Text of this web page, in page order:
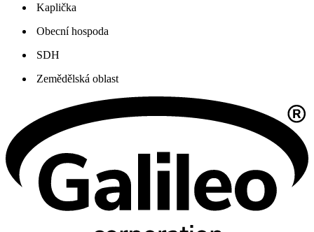
Kaplička
Obecní hospoda
SDH
Zemědělská oblast